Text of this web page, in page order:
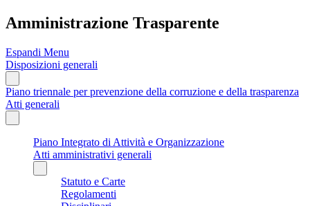
Amministrazione Trasparente
Espandi Menu
Disposizioni generali
Piano triennale per prevenzione della corruzione e della trasparenza
Atti generali
Piano Integrato di Attività e Organizzazione
Atti amministrativi generali
Statuto e Carte
Regolamenti